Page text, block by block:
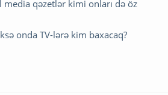
qəzetlər kimi onları də öz
onda TV-lərə kim baxacaq?